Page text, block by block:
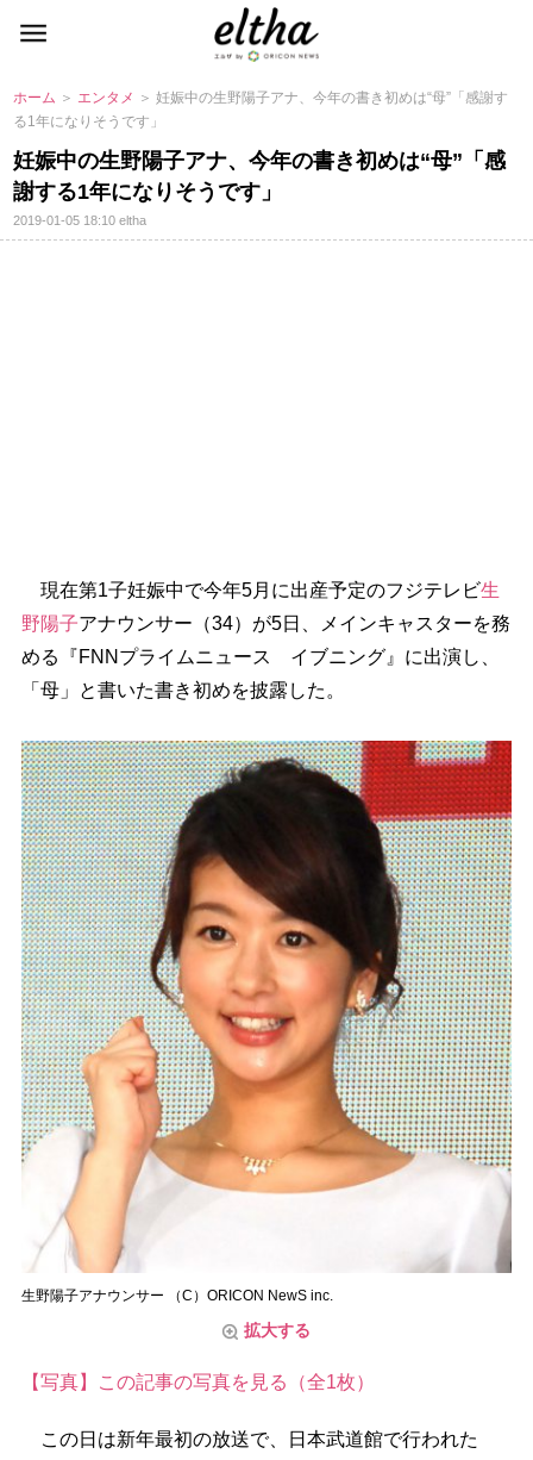
ホーム ＞ エンタメ ＞ 妊娠中の生野陽子アナ、今年の書き初めは“母”「感謝す
る1年になりそうです」
妊娠中の生野陽子アナ、今年の書き初めは“母”「感
謝する1年になりそうです」
2019-01-05 18:10eltha
現在第1子妊娠中で今年5月に出産予定のフジテレビ生
野陽子アナウンサー（34）が5日、メインキャスターを務
める『FNNプライムニュース イブニング』に出演し、
「母」と書いた書き初めを披露した。
生野陽子アナウンサー （C）ORICON NewS inc.
拡大する
【写真】この記事の写真を見る（全1枚）
この日は新年最初の放送で、日本武道館で行われた